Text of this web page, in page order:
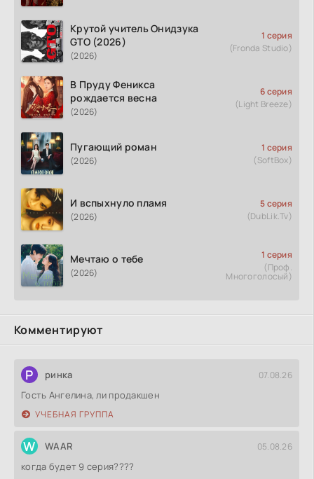
Крутой учитель Онидзука
GTO (2026)
(2026)
1 серия
(Fronda Studio)
В Пруду Феникса
рождается весна
(2026)
6 серия
(Light Breeze)
Пугающий роман
(2026)
1 серия
(SoftBox)
И вспыхнуло пламя
(2026)
5 серия
(DubLik.Tv)
Мечтаю о тебе
(2026)
1 серия
(Проф.
Многоголосый)
Комментируют
Р ринка 07.08.26
Гость Ангелина, ли продакшен
УЧЕБНАЯ ГРУППА
W WAAR 05.08.26
когда будет 9 серия????